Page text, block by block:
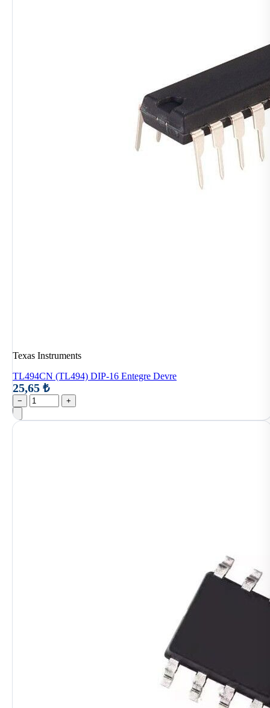
Texas Instruments
TL494CN (TL494) DIP-16 Entegre Devre
25,65 ₺
− +